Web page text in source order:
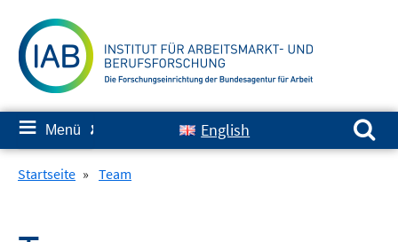
zum
Inhalt
≡ Menü ✘ English
Suchen nach:
Startseite » Team